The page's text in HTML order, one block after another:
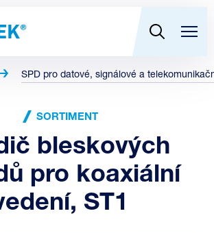
SPD pro datové, signálové a
SORTIMENT
bleskových
pro koaxiální
ST1